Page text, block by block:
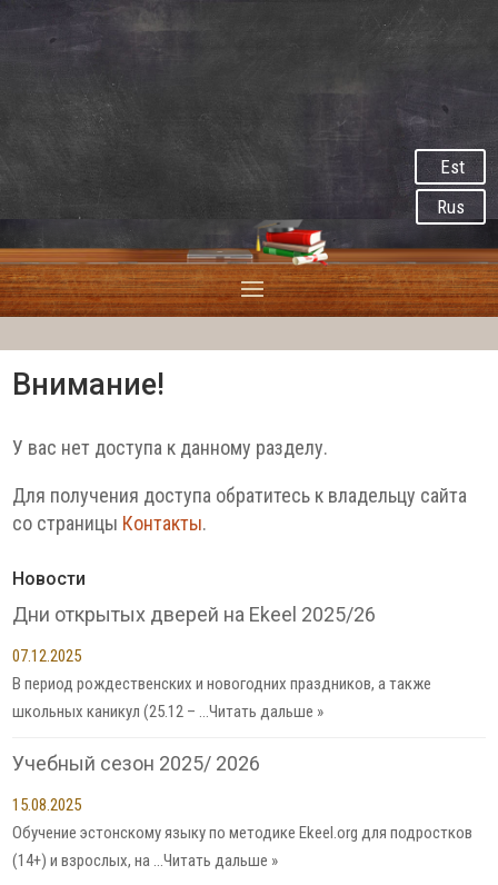
Est
Rus
Внимание!
У вас нет доступа к данному разделу.
Для получения доступа обратитесь к владельцу сайта
со страницы Контакты.
Новости
Дни открытых дверей на Ekeel 2025/26
07.12.2025
В период рождественских и новогодних праздников, а также
школьных каникул (25.12 – …Читать дальше »
Учебный сезон 2025/ 2026
15.08.2025
Обучение эстонскому языку по методике Ekeel.org для подростков
(14+) и взрослых, на …Читать дальше »